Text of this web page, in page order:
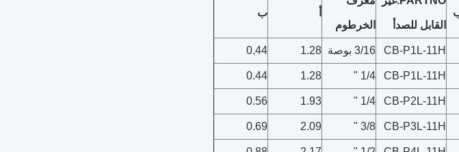
القابل للصدأ الخرطوم
ب
CB-P1L-11H 3/16 بوصة 1.28
0.44
CB-P1L-11H
1/4 "
1.28
0.44
CB-P2L-11H
1/4 "
1.93
0.56
CB-P3L-11H
3/8 "
2.09
0.69